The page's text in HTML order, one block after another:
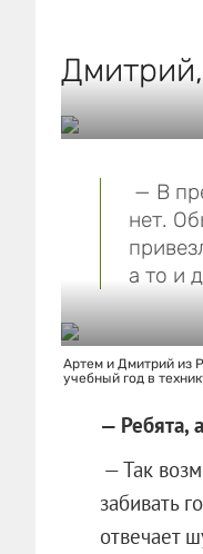
— В
нет.
а то и
Артем и Дмитрий из
учебный год в
— Ребята,
— Так
забивать
отвечает